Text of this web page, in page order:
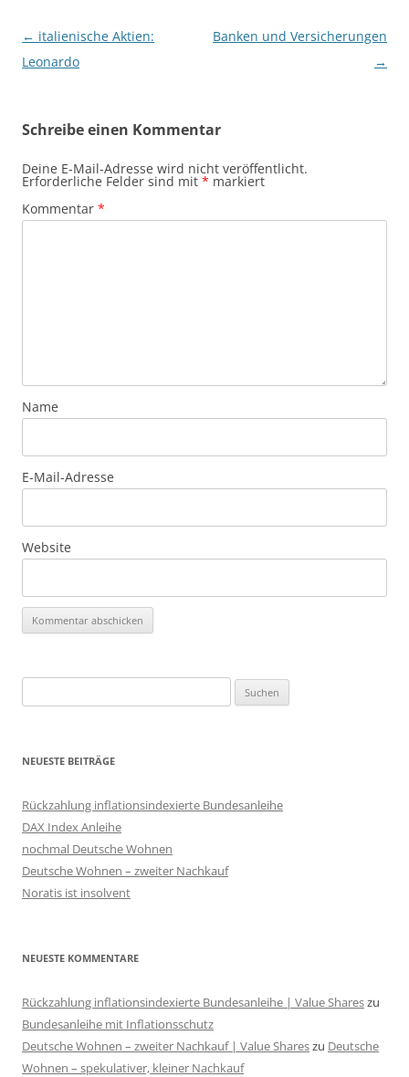
Beitragsnavigation
← italienische Aktien:
Leonardo
Banken und Versicherungen
→
Schreibe einen Kommentar
Deine E-Mail-Adresse wird nicht veröffentlicht.
Erforderliche Felder sind mit * markiert
Kommentar *
Name
E-Mail-Adresse
Website
nach:
NEUESTE BEITRÄGE
Rückzahlung inflationsindexierte Bundesanleihe
DAX Index Anleihe
nochmal Deutsche Wohnen
Deutsche Wohnen – zweiter Nachkauf
Noratis ist insolvent
NEUESTE KOMMENTARE
Rückzahlung inflationsindexierte Bundesanleihe | Value Shareszu
Bundesanleihe mit Inflationsschutz
Deutsche Wohnen – zweiter Nachkauf | Value Shareszu Deutsche
Wohnen – spekulativer, kleiner Nachkauf